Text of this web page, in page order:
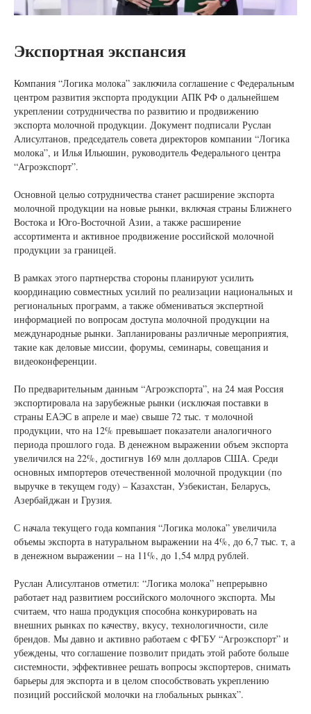
Экспортная экспансия
Компания “Логика молока” заключила соглашение с Федеральным
центром развития экспорта продукции АПК РФ о дальнейшем
укреплении сотрудничества по развитию и продвижению
экспорта молочной продукции. Документ подписали Руслан
Алисултанов, председатель совета директоров компании “Логика
молока”, и Илья Ильюшин, руководитель Федерального центра
“Агроэкспорт”.
Основной целью сотрудничества станет расширение экспорта
молочной продукции на новые рынки, включая страны Ближнего
Востока и Юго-Восточной Азии, а также расширение
ассортимента и активное продвижение российской молочной
продукции за границей.
В рамках этого партнерства стороны планируют усилить
координацию совместных усилий по реализации национальных и
региональных программ, а также обмениваться экспертной
информацией по вопросам доступа молочной продукции на
международные рынки. Запланированы различные мероприятия,
такие как деловые миссии, форумы, семинары, совещания и
видеоконференции.
По предварительным данным “Агроэкспорта”, на 24 мая Россия
экспортировала на зарубежные рынки (исключая поставки в
страны ЕАЭС в апреле и мае) свыше 72 тыс. т молочной
продукции, что на 12% превышает показатели аналогичного
периода прошлого года. В денежном выражении объем экспорта
увеличился на 22%, достигнув 169 млн долларов США. Среди
основных импортеров отечественной молочной продукции (по
выручке в текущем году) – Казахстан, Узбекистан, Беларусь,
Азербайджан и Грузия.
С начала текущего года компания “Логика молока” увеличила
объемы экспорта в натуральном выражении на 4%, до 6,7 тыс. т, а
в денежном выражении – на 11%, до 1,54 млрд рублей.
Руслан Алисултанов отметил: “Логика молока” непрерывно
работает над развитием российского молочного экспорта. Мы
считаем, что наша продукция способна конкурировать на
внешних рынках по качеству, вкусу, технологичности, силе
брендов. Мы давно и активно работаем с ФГБУ “Агроэкспорт” и
убеждены, что соглашение позволит придать этой работе больше
системности, эффективнее решать вопросы экспортеров, снимать
барьеры для экспорта и в целом способствовать укреплению
позиций российской молочки на глобальных рынках”.